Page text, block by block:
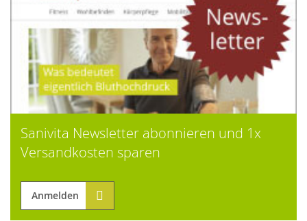
Sanivita Newsletter abonnieren und 1x
Versandkosten sparen
Anmelden